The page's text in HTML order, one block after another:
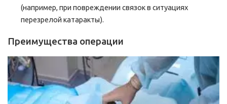
(например, при повреждении связок в ситуациях
перезрелой катаракты).
Преимущества операции